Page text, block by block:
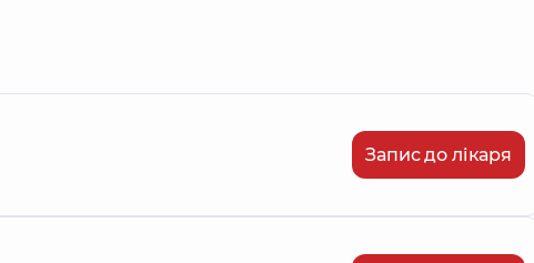
Запис до лікаря